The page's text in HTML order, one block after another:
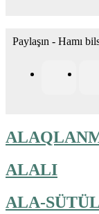
Paylaşın - Hamı
ALALI
ALA-SÜTÜL